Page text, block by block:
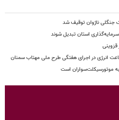
استان تبدیل شوند